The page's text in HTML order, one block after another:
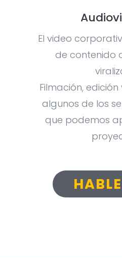
El video
de contenido
Filmación,
algunos de los
que podemos